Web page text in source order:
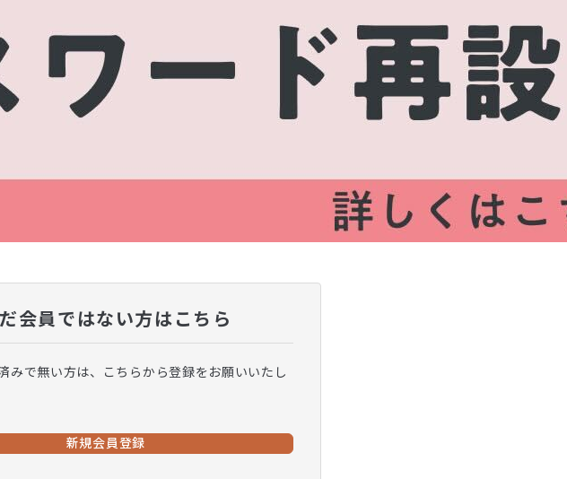
会員ではない方はこちら
みで無い方は、こちらから登録をお願いいたし
新規会員登録